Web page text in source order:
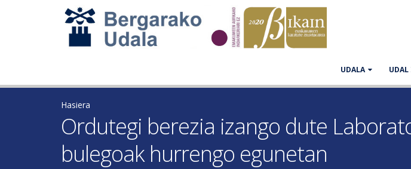
UDALA UDAL
Hasiera
Ordutegi berezia izango dute
bulegoak hurrengo egunetan